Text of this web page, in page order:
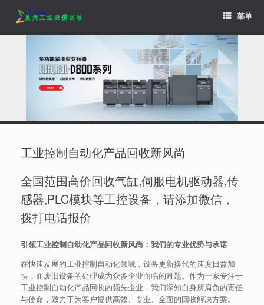
content
菜单
工业控制自动化产品回收新风尚
全国范围高价回收气缸,伺服电机驱动器,传
感器,PLC模块等工控设备，请添加微信，
拨打电话报价
引领工业控制自动化产品回收新风尚：我们的专业优势与承诺
在快速发展的工业控制自动化领域，设备更新换代的速度日益加
快，而废旧设备的处理成为众多企业面临的难题。作为一家专注于
工业控制自动化产品回收的领先企业，我们深知自身所肩负的责任
与使命，致力于为客户提供高效、专业、全面的回收解决方案。